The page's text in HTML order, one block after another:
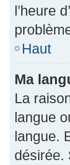
l’heure
Haut
Ma
La
langue
langue.
désirée.